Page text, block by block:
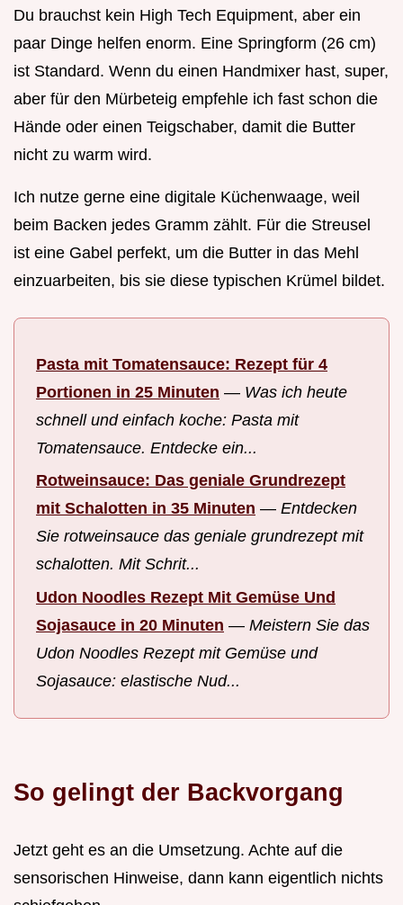
Du brauchst kein High Tech Equipment, aber ein
paar Dinge helfen enorm. Eine Springform (26 cm)
ist Standard. Wenn du einen Handmixer hast, super,
aber für den Mürbeteig empfehle ich fast schon die
Hände oder einen Teigschaber, damit die Butter
nicht zu warm wird.
Ich nutze gerne eine digitale Küchenwaage, weil
beim Backen jedes Gramm zählt. Für die Streusel
ist eine Gabel perfekt, um die Butter in das Mehl
einzuarbeiten, bis sie diese typischen Krümel bildet.
Pasta mit Tomatensauce: Rezept für 4
Portionen in 25 Minuten — Was ich heute
schnell und einfach koche: Pasta mit
Tomatensauce. Entdecke ein...
Rotweinsauce: Das geniale Grundrezept
mit Schalotten in 35 Minuten — Entdecken
Sie rotweinsauce das geniale grundrezept mit
schalotten. Mit Schrit...
Udon Noodles Rezept Mit Gemüse Und
Sojasauce in 20 Minuten — Meistern Sie das
Udon Noodles Rezept mit Gemüse und
Sojasauce: elastische Nud...
So gelingt der Backvorgang
Jetzt geht es an die Umsetzung. Achte auf die
sensorischen Hinweise, dann kann eigentlich nichts